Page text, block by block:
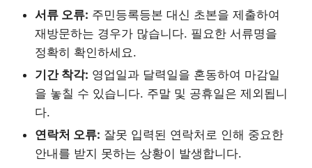
서류 오류: 주민등록등본 대신 초본을 제출하여
재방문하는 경우가 많습니다. 필요한 서류명을
정확히 확인하세요.
기간 착각: 영업일과 달력일을 혼동하여 마감일
을 놓칠 수 있습니다. 주말 및 공휴일은 제외됩니
다.
연락처 오류: 잘못 입력된 연락처로 인해 중요한
안내를 받지 못하는 상황이 발생합니다.